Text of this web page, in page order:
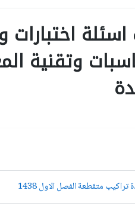
وتقنية
متقطعة الفصل الاول 1438